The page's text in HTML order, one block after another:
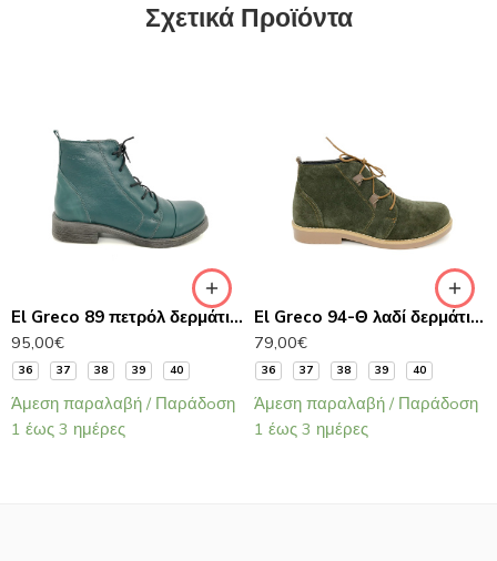
Σχετικά Προϊόντα
El Greco 89 πετρόλ δερμάτινα μποτάκια αστραγάλου
95,00€
36 37 38 39 40
Άμεση παραλαβή / Παράδoση
1 έως 3 ημέρες
El Greco 94-Θ λαδί δερμάτινα μποτάκια αστραγάλου
79,00€
36 37 38 39 40
Άμεση παραλαβή / Παράδoση
1 έως 3 ημέρες